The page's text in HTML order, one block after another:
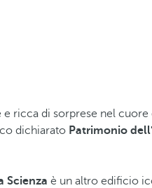
e ricca di sorprese nel
dichiarato Patrimonio
Scienza è un altro edificio